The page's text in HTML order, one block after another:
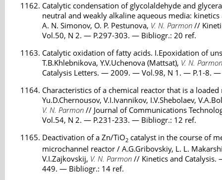
Catalytic condensation of glycolaldehyde and
neutral and weakly alkaline aqueous media:
A. N. Simonov, O. P. Pestunova, V. N. Parmon //
Vol.50, N 2. — P.297-303. — Bibliogr.: 20 ref.
Catalytic oxidation of fatty acids. I.Epoxidation of
T.B.Khlebnikova, Y.V.Uchenova (Mattsat), V. N. Parmon
Catalysis Letters. — 2009. — Vol.98, N 1. — P.1-8.
Characteristics of a chemical reactor that is a
Yu.D.Chernousov, V.I.Ivannikov, I.V.Shebolaev,
V. N. Parmon // Journal of Communications
Vol.54, N 2. — P.231-233. — Bibliogr.: 12 ref.
Deactivation of a Zn/TiO2 catalyst in the course of
microchannel reactor / A.G.Gribovskiy, L. L.
V.I.Zajkovskij, V. N. Parmon // Kinetics and
449. — Bibliogr.: 14 ref.